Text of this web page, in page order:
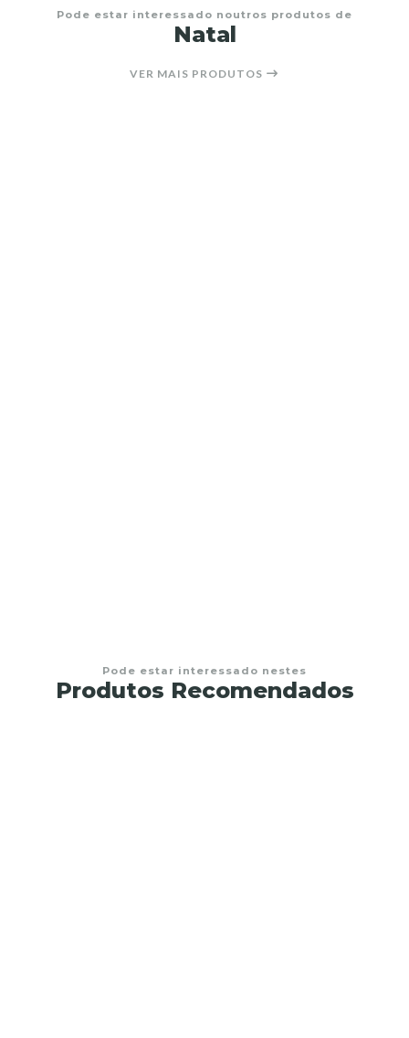
Pode estar interessado noutros produtos de
Natal
VER MAIS PRODUTOS
Pode estar interessado nestes
Produtos Recomendados